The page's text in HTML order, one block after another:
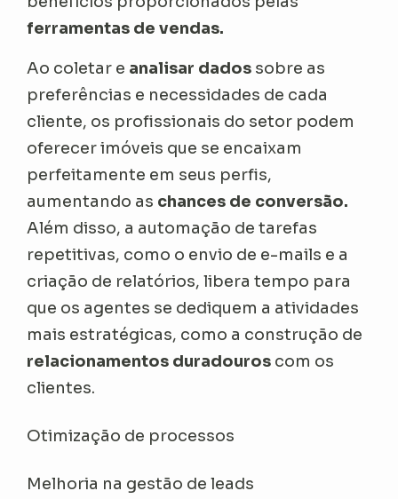
ferramentas de vendas.
Ao coletar e analisar dados sobre as
preferências e necessidades de cada
cliente, os profissionais do setor podem
oferecer imóveis que se encaixam
perfeitamente em seus perfis,
aumentando as chances de conversão.
Além disso, a automação de tarefas
repetitivas, como o envio de e-mails e a
criação de relatórios, libera tempo para
que os agentes se dediquem a atividades
mais estratégicas, como a construção de
relacionamentos duradouros com os
clientes.
Otimização de processos
Melhoria na gestão de leads